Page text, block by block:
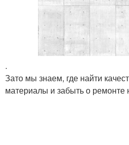
.
Зато мы знаем, где найти
материалы и забыть о ремонте